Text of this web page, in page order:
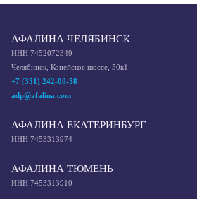
АФАЛИНА ЧЕЛЯБИНСК
ИНН 7452072349
Челябинск, Копейское шоссе, 50к1
+7 (351) 242-00-58
adp@afalina.com
АФАЛИНА ЕКАТЕРИНБУРГ
ИНН 7453313974
АФАЛИНА ТЮМЕНЬ
ИНН 7453313910